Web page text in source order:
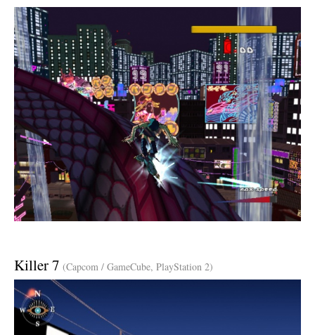
Killer 7 (Capcom / GameCube, PlayStation 2)